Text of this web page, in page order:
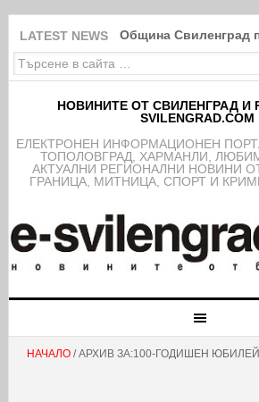
LATEST NEWS Община Свиленград
НОВИНИТЕ ОТ СВИЛЕНГРАД И
SVILENGRAD.COM
EЛЕКТРОНЕН ИНФОРМАЦИОНЕН
ТОПОЛОВГРАД, ХАРМАНЛИ,
АКТУАЛНИ РЕГИОНАЛНИ НОВИНИ
ГРАНИЦА, МИТНИЦА, СПОРТ И
НАЧАЛО/ АРХИВ ЗА:100-ГОДИШЕН ЮБИЛЕЙ